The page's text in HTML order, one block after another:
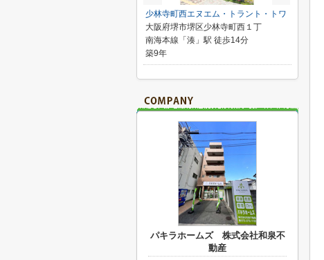
少林寺町西エヌエム・トラント・トワ
大阪府堺市堺区少林寺町西１丁
南海本線「湊」駅 徒歩14分
築9年
パキラホームズ 株式会社和泉不
動産